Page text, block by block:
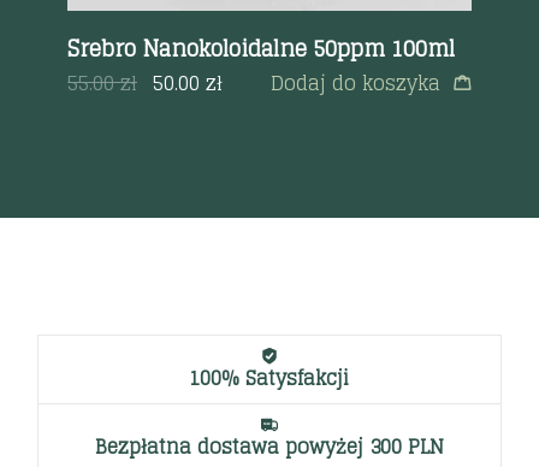
Srebro Nanokoloidalne 50ppm 100ml
55.00zł 50.00zł Dodaj do koszyka
100% Satysfakcji
Bezpłatna dostawa powyżej 300 PLN